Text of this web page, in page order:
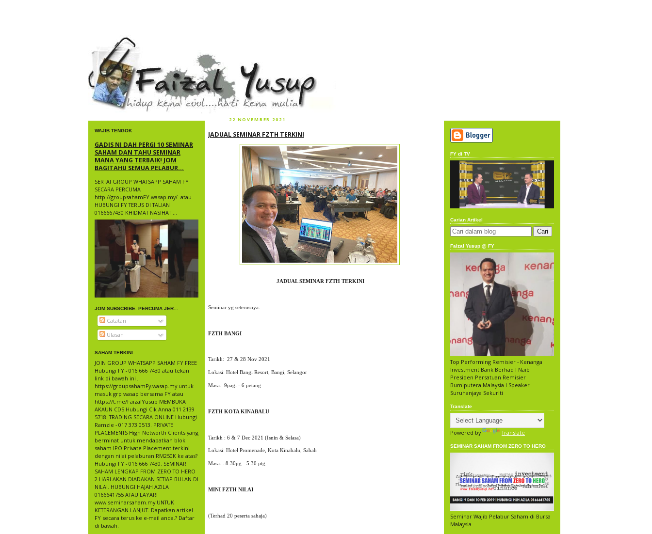
faizal yusup
WAJIB TENGOK
GADIS NI DAH PERGI 10 SEMINAR
SAHAM DAN TAHU SEMINAR
MANA YANG TERBAIK! JOM
BAGITAHU SEMUA PELABUR...
SERTAI GROUP WHATSAPP SAHAM FY
SECARA PERCUMA
http://groupsahamFY.wasap.my/ ​ atau
HUBUNGI FY TERUS DI TALIAN
0166667430 KHIDMAT NASIHAT ...
JOM SUBSCRIBE. PERCUMA JER...
Catatan
Ulasan
SAHAM TERKINI
JOIN GROUP WHATSAPP SAHAM FY FREE
Hubungi FY - 016 666 7430 atau tekan
link di bawah ini ;
https://groupsahamFy.wasap.my untuk
masuk grp wasap bersama FY atau
https://t.me/FaizalYusup MEMBUKA
AKAUN CDS Hubungi Cik Anna 011 2139
5718. TRADING SECARA ONLINE Hubungi
Ramzie - 017 373 0513. PRIVATE
PLACEMENTS High Networth Clients yang
berminat untuk mendapatkan blok
saham IPO Private Placement terkini
dengan nilai pelaburan RM250K ke atas?
Hubungi FY - 016 666 7430. SEMINAR
SAHAM LENGKAP FROM ZERO TO HERO
2 HARI AKAN DIADAKAN SETIAP BULAN DI
NILAI. HUBUNGI HAJAH AZILA
0166641755 ATAU LAYARI
www.seminarsaham.my UNTUK
KETERANGAN LANJUT. Dapatkan artikel
FY secara terus ke e-mail anda.? Daftar
di bawah.
22 NOVEMBER 2021
JADUAL SEMINAR FZTH TERKINI
JADUAL SEMINAR FZTH TERKINI
Seminar yg seterusnya:
FZTH BANGI
Tarikh: 27 & 28 Nov 2021
Lokasi: Hotel Bangi Resort, Bangi, Selangor
Masa: 9pagi - 6 petang
FZTH KOTA KINABALU
Tarikh : 6 & 7 Dec 2021 (Isnin & Selasa)
Lokasi: Hotel Promenade, Kota Kinabalu, Sabah
Masa. : 8.30pg - 5.30 ptg
MINI FZTH NILAI
(Terhad 20 peserta sahaja)
FY di TV
Carian Artikel
Faizal Yusup @ FY
Top Performing Remisier - Kenanga
Investment Bank Berhad l Naib
Presiden Persatuan Remisier
Bumiputera Malaysia l Speaker
Suruhanjaya Sekuriti
Translate
Powered by Translate
SEMINAR SAHAM FROM ZERO TO HERO
Seminar Wajib Pelabur Saham di Bursa
Malaysia